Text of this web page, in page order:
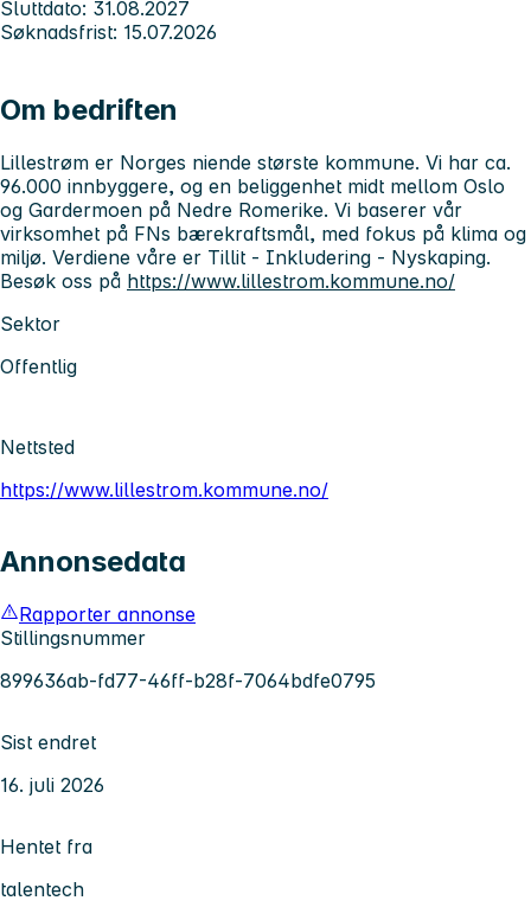
Sluttdato: 31.08.2027
Søknadsfrist: 15.07.2026
Om bedriften
Lillestrøm er Norges niende største kommune. Vi har ca.
96.000 innbyggere, og en beliggenhet midt mellom Oslo
og Gardermoen på Nedre Romerike. Vi baserer vår
virksomhet på FNs bærekraftsmål, med fokus på klima og
miljø. Verdiene våre er Tillit - Inkludering - Nyskaping.
Besøk oss på https://www.lillestrom.kommune.no/
Sektor
Offentlig
Nettsted
https://www.lillestrom.kommune.no/
Annonsedata
Rapporter annonse
Stillingsnummer
899636ab-fd77-46ff-b28f-7064bdfe0795
Sist endret
16. juli 2026
Hentet fra
talentech